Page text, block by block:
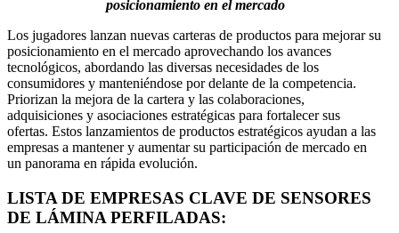
posicionamiento en el mercado
Los jugadores lanzan nuevas carteras de productos para mejorar su
posicionamiento en el mercado aprovechando los avances
tecnológicos, abordando las diversas necesidades de los
consumidores y manteniéndose por delante de la competencia.
Priorizan la mejora de la cartera y las colaboraciones,
adquisiciones y asociaciones estratégicas para fortalecer sus
ofertas. Estos lanzamientos de productos estratégicos ayudan a las
empresas a mantener y aumentar su participación de mercado en
un panorama en rápida evolución.
LISTA DE EMPRESAS CLAVE DE SENSORES
DE LÁMINA PERFILADAS: